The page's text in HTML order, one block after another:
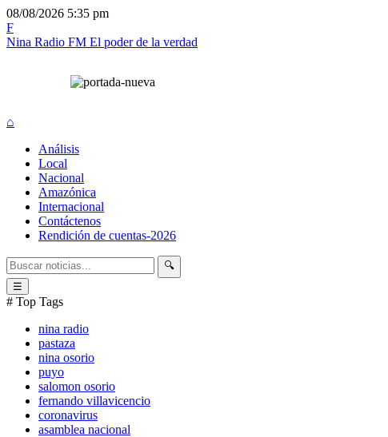
08/08/2026 5:35 pm
F
Nina Radio FM El poder de la verdad
⌂
Análisis
Local
Nacional
Amazónica
Internacional
Contáctenos
Rendición de cuentas-2026
🔍
☰
# Top Tags
nina radio
pastaza
nina osorio
puyo
salomon osorio
fernando villavicencio
coronavirus
asamblea nacional